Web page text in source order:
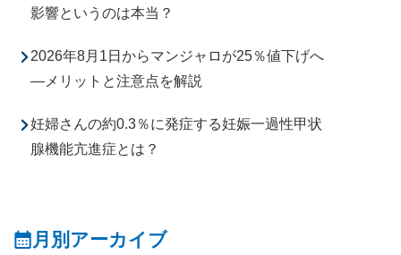
影響というのは本当？
2026年8月1日からマンジャロが25％値下げへ
―メリットと注意点を解説
妊婦さんの約0.3％に発症する妊娠一過性甲状
腺機能亢進症とは？
月別アーカイブ